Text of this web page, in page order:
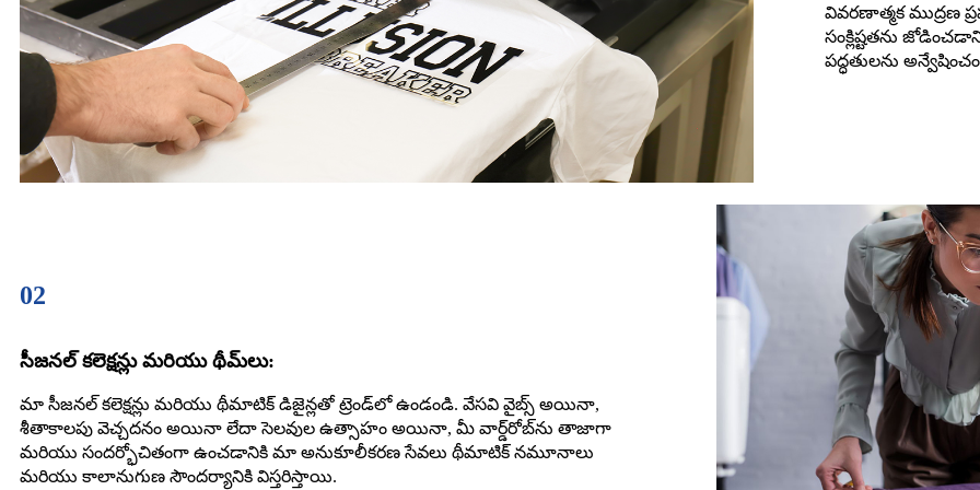
వివరణాత్మక ముద్రణ
సంక్లిష్టతను
పద్ధతులను
02
సీజనల్ కలెక్షన్లు మరియు థీమ్‌లు:
మా సీజనల్ కలెక్షన్లు మరియు థీమాటిక్ డిజైన్లతో ట్రెండ్‌లో ఉండండి. వేసవి వైబ్స్ అయినా,
శీతాకాలపు వెచ్చదనం అయినా లేదా సెలవుల ఉత్సాహం అయినా, మీ వార్డ్‌రోబ్‌ను తాజాగా
మరియు సందర్భోచితంగా ఉంచడానికి మా అనుకూలీకరణ సేవలు థీమాటిక్ నమూనాలు
మరియు కాలానుగుణ సౌందర్యానికి విస్తరిస్తాయి.